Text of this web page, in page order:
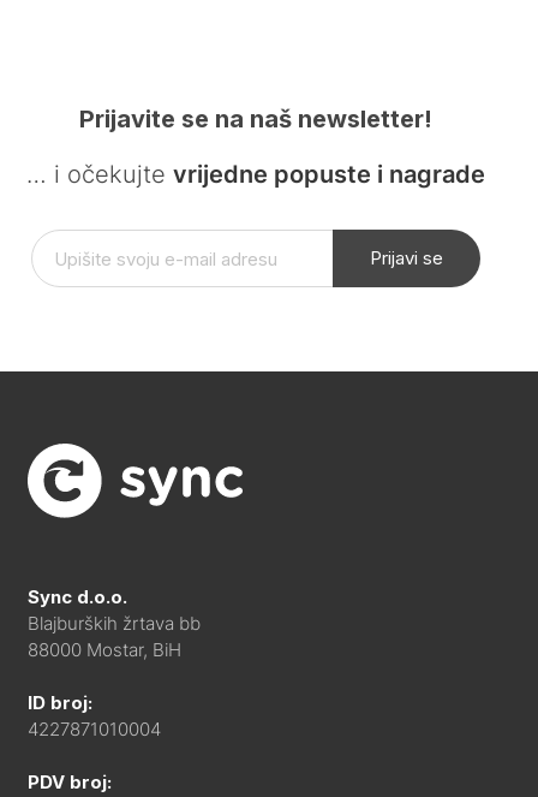
Prijavite se na naš newsletter!
… i očekujte vrijedne popuste i nagrade
Prijavi se
Sync d.o.o.
Blajburških žrtava bb
88000 Mostar, BiH
ID broj:
4227871010004
PDV broj: